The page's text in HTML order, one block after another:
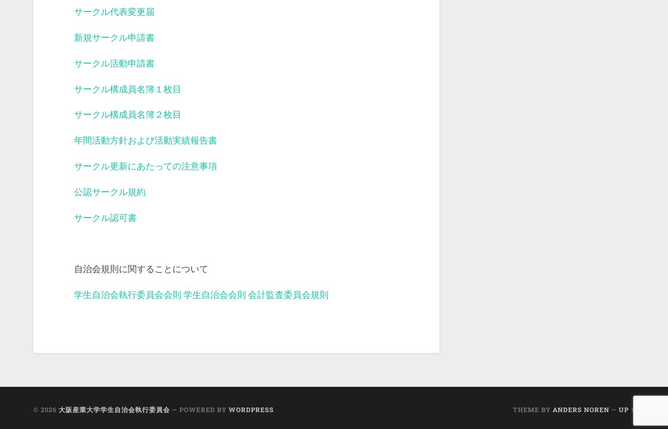
サークル代表変更届
新規サークル申請書
サークル活動申請書
サークル構成員名簿１枚目
サークル構成員名簿２枚目
年間活動方針および活動実績報告書
サークル更新にあたっての注意事項
公認サークル規約
サークル認可書
自治会規則に関することについて
学生自治会執行委員会会則 学生自治会会則 会計監査委員会規則
© 2026 大阪産業大学学生自治会執行委員会 — POWERED BYWORDPRESS THEME BY ANDERS NOREN — UP ↑